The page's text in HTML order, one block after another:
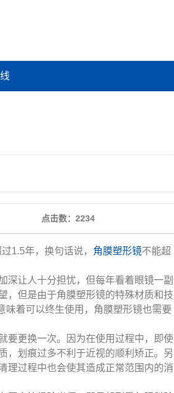
点击数： 2234
1.5年，换句话说， 角膜塑形镜不能超
深让人十分担忧，但每年看着眼镜一副
，但是由于角膜塑形镜的特殊材质和技
味着可以终生使用，角膜塑形镜也需要
要更换一次。因为在使用过程中，即使
，划痕过多不利于近视的顺利矫正。另
理过程中也会使其造成正常范围内的消